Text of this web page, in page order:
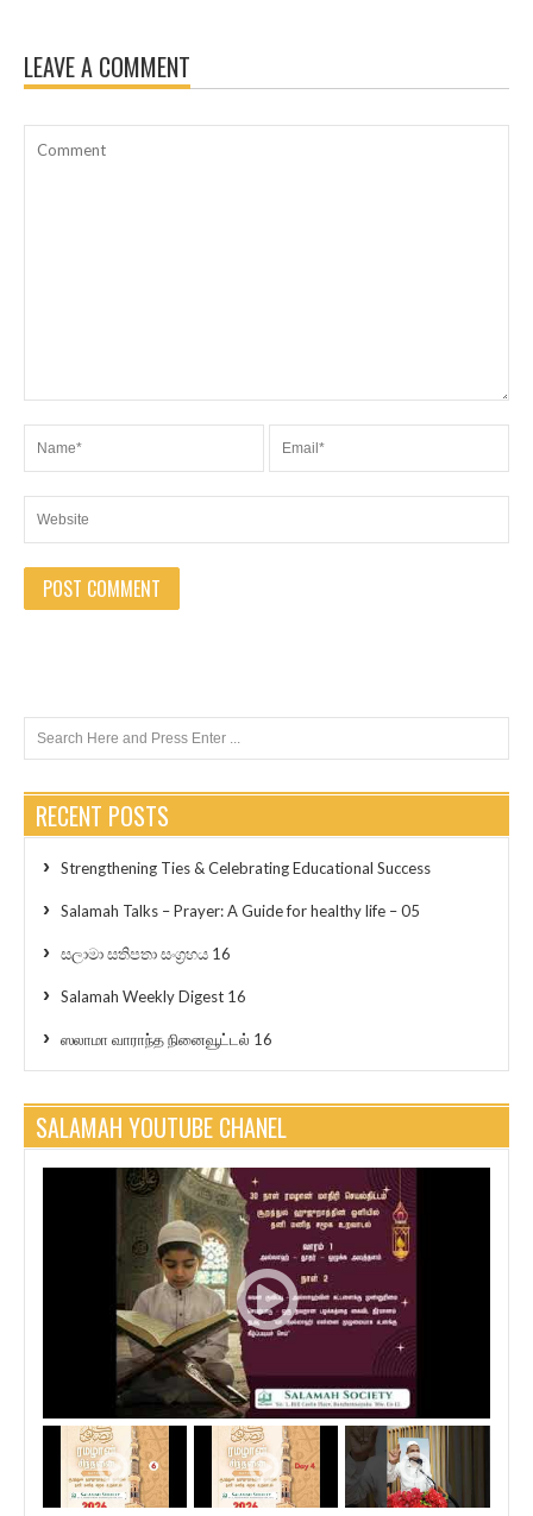
LEAVE A COMMENT
RECENT POSTS
Strengthening Ties & Celebrating Educational Success
Salamah Talks – Prayer: A Guide for healthy life – 05
සලාමා සතිපතා සංග්‍රහය 16
Salamah Weekly Digest 16
ஸலாமா வாராந்த நினைவூட்டல் 16
SALAMAH YOUTUBE CHANEL